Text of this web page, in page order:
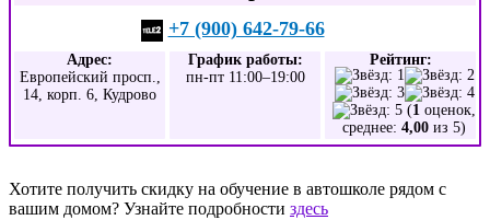
+7 (900) 642-79-66
Адрес:
Европейский просп.,
14, корп. 6, Кудрово
График работы:
пн-пт 11:00–19:00
Рейтинг:
(1 оценок,
среднее: 4,00 из 5)
Хотите получить скидку на обучение в автошколе рядом с
вашим домом? Узнайте подробности здесь